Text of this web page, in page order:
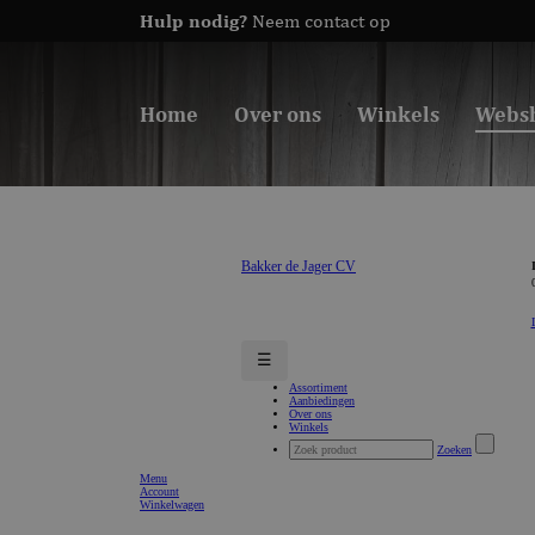
Hulp nodig? Neem contact op
Home Over ons Winkels